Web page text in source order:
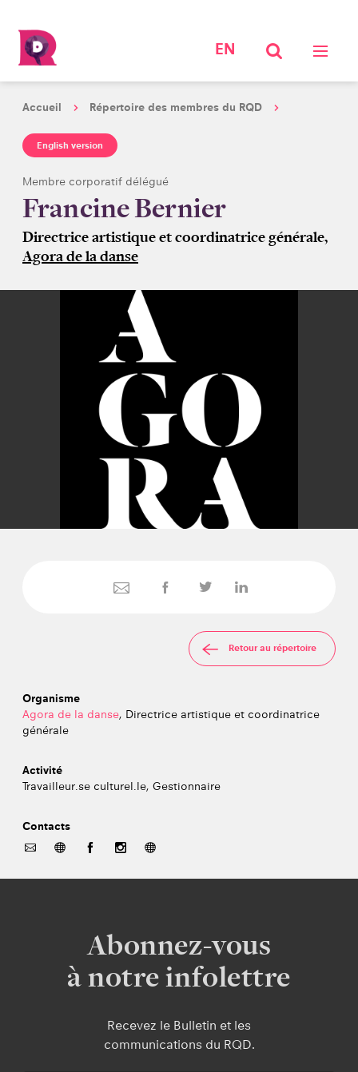
EN
Accueil Répertoire des membres du RQD
English version
Membre corporatif délégué
Francine Bernier
Directrice artistique et coordinatrice générale,
Agora de la danse
Retour au répertoire
Organisme
Agora de la danse, Directrice artistique et coordinatrice
générale
Activité
Travailleur.se culturel.le, Gestionnaire
Contacts
Abonnez-vous
à notre infolettre
Recevez le Bulletin et les
communications du RQD.